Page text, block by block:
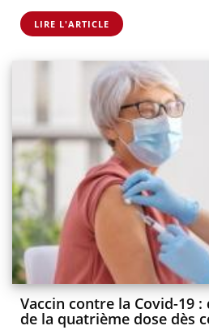
LIRE L'ARTICLE
Vaccin contre la Covid-19
de la quatrième dose dès